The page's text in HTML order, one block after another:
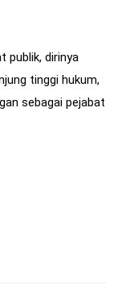
publik, dirinya
tinggi hukum,
sebagai pejabat